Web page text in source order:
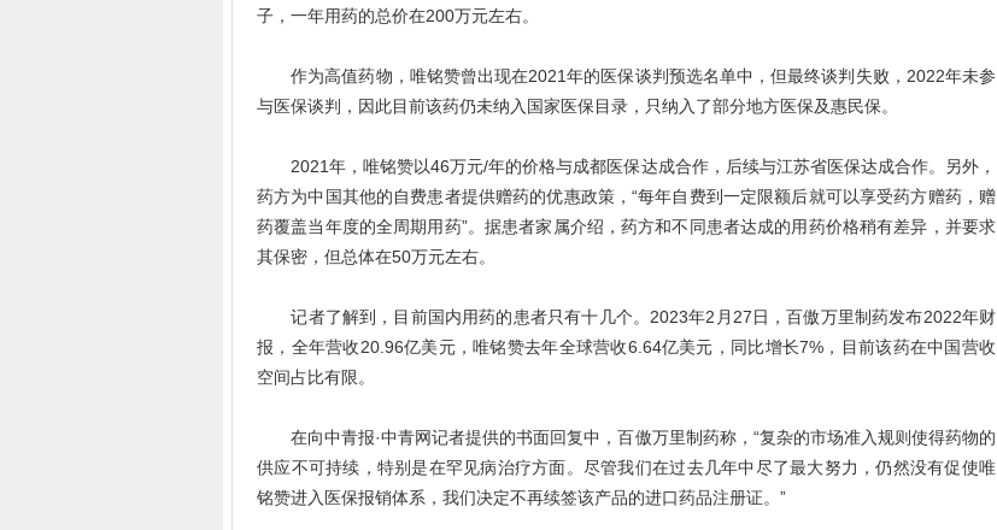
子，一年用药的总价在200万元左右。
作为高值药物，唯铭赞曾出现在2021年的医保谈判预选名单中，但最终谈判失败，2022年未参
与医保谈判，因此目前该药仍未纳入国家医保目录，只纳入了部分地方医保及惠民保。
2021年，唯铭赞以46万元/年的价格与成都医保达成合作，后续与江苏省医保达成合作。另外，
药方为中国其他的自费患者提供赠药的优惠政策，“每年自费到一定限额后就可以享受药方赠药，赠
药覆盖当年度的全周期用药”。据患者家属介绍，药方和不同患者达成的用药价格稍有差异，并要求
其保密，但总体在50万元左右。
记者了解到，目前国内用药的患者只有十几个。2023年2月27日，百傲万里制药发布2022年财
报，全年营收20.96亿美元，唯铭赞去年全球营收6.64亿美元，同比增长7%，目前该药在中国营收
空间占比有限。
在向中青报·中青网记者提供的书面回复中，百傲万里制药称，“复杂的市场准入规则使得药物的
供应不可持续，特别是在罕见病治疗方面。尽管我们在过去几年中尽了最大努力，仍然没有促使唯
铭赞进入医保报销体系，我们决定不再续签该产品的进口药品注册证。”